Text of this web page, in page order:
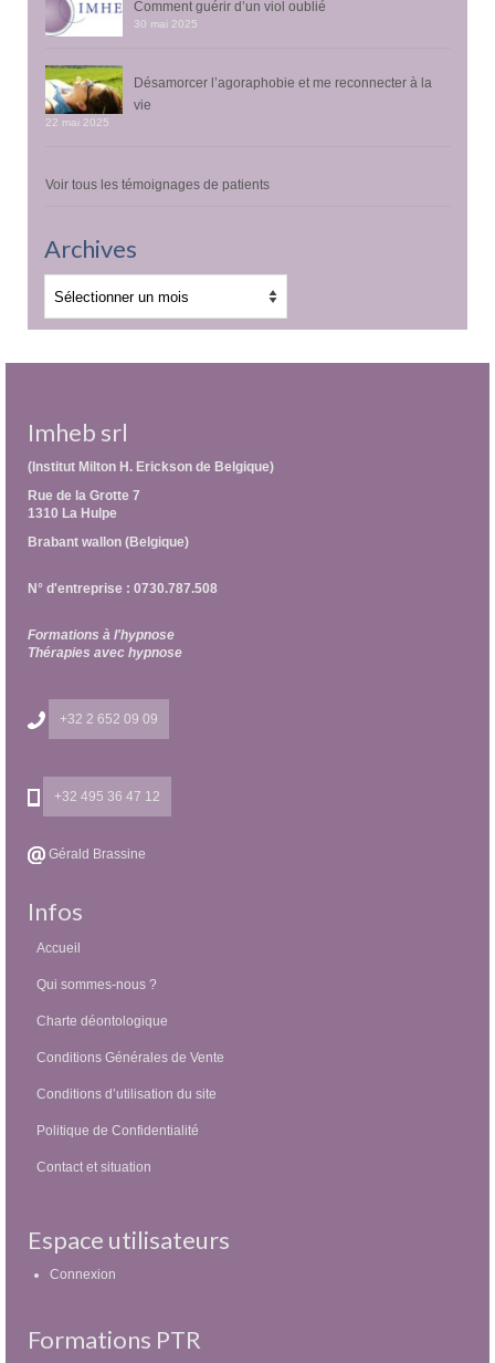
Comment guérir d’un viol oublié
30 mai 2025
Désamorcer l’agoraphobie et me reconnecter à la
vie
22 mai 2025
Voir tous les témoignages de patients
Archives
Imheb srl
(Institut Milton H. Erickson de Belgique)
Rue de la Grotte 7
1310 La Hulpe
Brabant wallon (Belgique)
N° d'entreprise : 0730.787.508
Formations à l'hypnose
Thérapies avec hypnose
+32 2 652 09 09
+32 495 36 47 12
Gérald Brassine
Infos
Accueil
Qui sommes-nous ?
Charte déontologique
Conditions Générales de Vente
Conditions d’utilisation du site
Politique de Confidentialité
Contact et situation
Espace utilisateurs
Connexion
Formations PTR